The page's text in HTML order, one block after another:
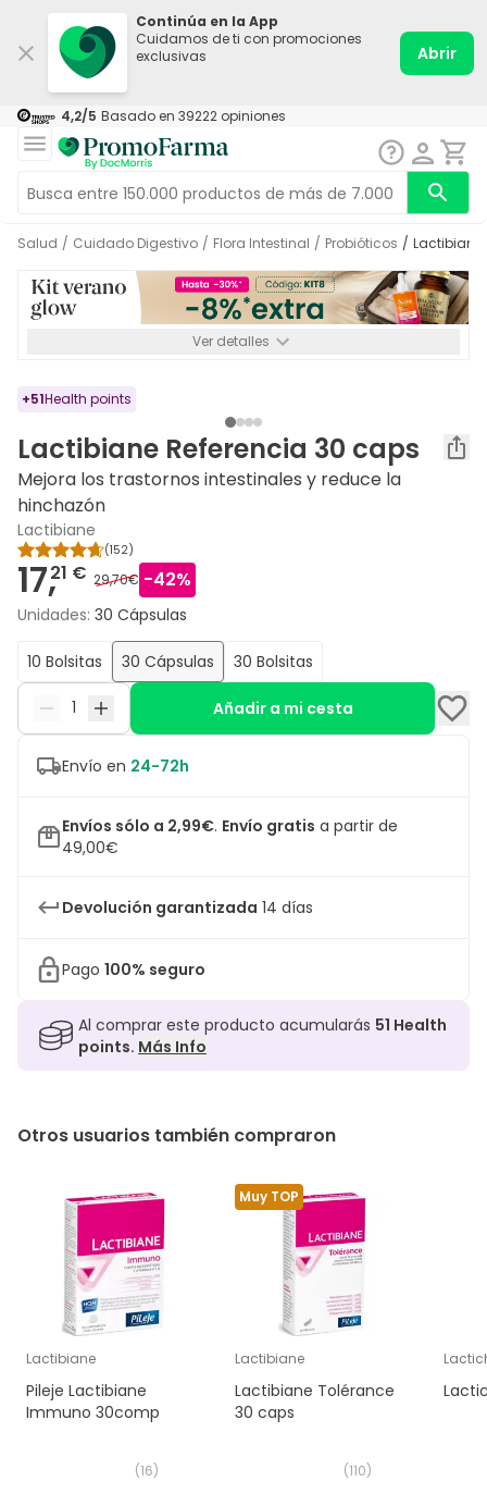
Continúa en la App
Cuidamos de ti con promociones
exclusivas
Abrir
4,2/5 Basado en 39222 opiniones
Salud / Cuidado Digestivo / Flora Intestinal / Probióticos /
Ver detalles
+51Health points
Lactibiane Referencia 30 caps
Mejora los trastornos intestinales y reduce la
hinchazón
Lactibiane
(152)
17,21 € 29,70€ -42%
Unidades: 30 Cápsulas
10 Bolsitas 30 Cápsulas 30 Bolsitas
Añadir a mi cesta
Envío en 24-72h
Envíos sólo a 2,99€. Envío gratis a partir de
49,00€
Devolución garantizada 14 días
Pago 100% seguro
Al comprar este producto acumularás 51 Health
points. Más Info
Otros usuarios también compraron
Lactibiane
Pileje Lactibiane
Immuno 30comp
(16)
Muy TOP
Lactibiane
Lactibiane Tolérance
30 caps
(110)